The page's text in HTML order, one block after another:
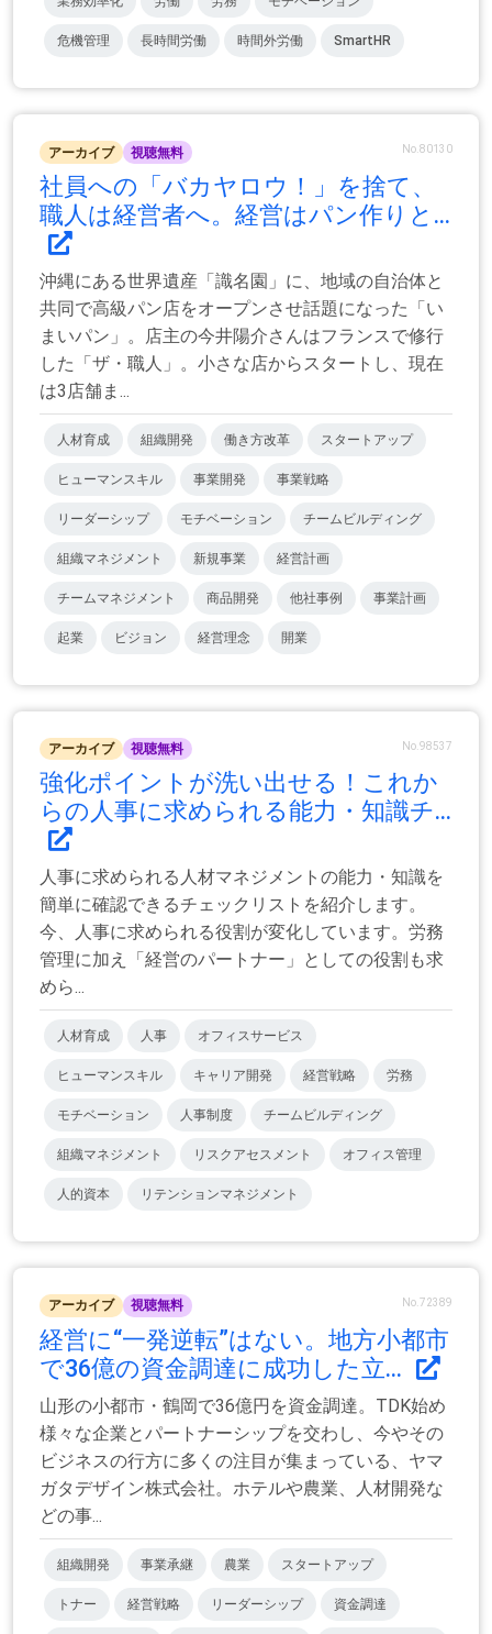
危機管理 長時間労働 時間外労働 SmartHR
アーカイブ 視聴無料 No.80130
社員への「バカヤロウ！」を捨て、
職人は経営者へ。経営はパン作りと...
沖縄にある世界遺産「識名園」に、地域の自治体と
共同で高級パン店をオープンさせ話題になった「い
まいパン」。店主の今井陽介さんはフランスで修行
した「ザ・職人」。小さな店からスタートし、現在
は3店舗ま...
人材育成 組織開発 働き方改革 スタートアップ
ヒューマンスキル 事業開発 事業戦略
リーダーシップ モチベーション チームビルディング
組織マネジメント 新規事業 経営計画
チームマネジメント 商品開発 他社事例 事業計画
起業 ビジョン 経営理念 開業
アーカイブ 視聴無料 No.98537
強化ポイントが洗い出せる！これか
らの人事に求められる能力・知識チ...
人事に求められる人材マネジメントの能力・知識を
簡単に確認できるチェックリストを紹介します。
今、人事に求められる役割が変化しています。労務
管理に加え「経営のパートナー」としての役割も求
めら...
人材育成 人事 オフィスサービス
ヒューマンスキル キャリア開発 経営戦略 労務
モチベーション 人事制度 チームビルディング
組織マネジメント リスクアセスメント オフィス管理
人的資本 リテンションマネジメント
アーカイブ 視聴無料 No.72389
経営に“一発逆転”はない。地方小都市
で36億の資金調達に成功した立...
山形の小都市・鶴岡で36億円を資金調達。TDK始め
様々な企業とパートナーシップを交わし、今やその
ビジネスの行方に多くの注目が集まっている、ヤマ
ガタデザイン株式会社。ホテルや農業、人材開発な
どの事...
組織開発 事業承継 農業 スタートアップ
トナー 経営戦略 リーダーシップ 資金調達